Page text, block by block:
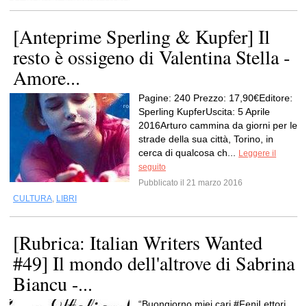
[Anteprime Sperling & Kupfer] Il
resto è ossigeno di Valentina Stella -
Amore...
Pagine: 240 Prezzo: 17,90€Editore:
Sperling KupferUscita: 5 Aprile
2016Arturo cammina da giorni per le
strade della sua città, Torino, in
cerca di qualcosa ch...
Leggere il
seguito
Pubblicato il 21 marzo 2016
CULTURA, LIBRI
[Rubrica: Italian Writers Wanted
#49] Il mondo dell'altrove di Sabrina
Biancu -...